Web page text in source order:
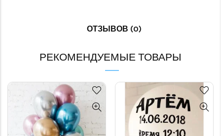
ОТЗЫВОВ (0)
РЕКОМЕНДУЕМЫЕ ТОВАРЫ